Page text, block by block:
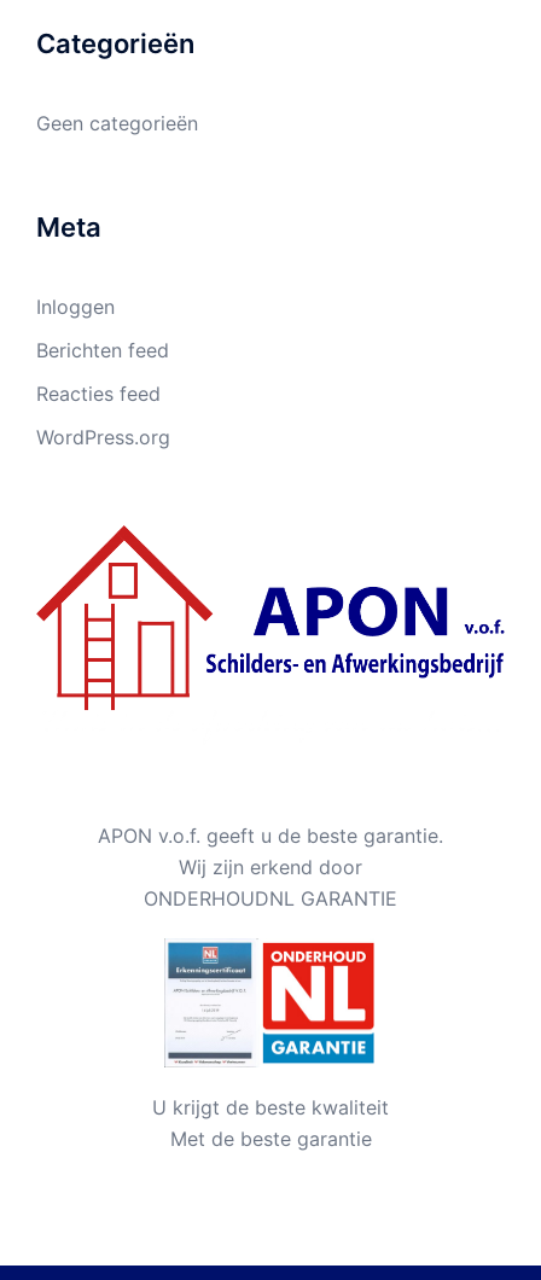
Categorieën
Geen categorieën
Meta
Inloggen
Berichten feed
Reacties feed
WordPress.org
APON v.o.f. geeft u de beste garantie.
Wij zijn erkend door
ONDERHOUDNL GARANTIE
U krijgt de beste kwaliteit
Met de beste garantie